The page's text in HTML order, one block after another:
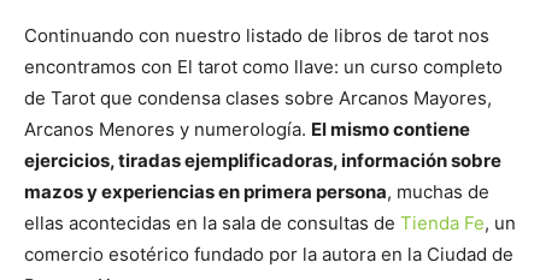
Continuando con nuestro listado de libros de tarot nos
encontramos con El tarot como llave: un curso completo
de Tarot que condensa clases sobre Arcanos Mayores,
Arcanos Menores y numerología. El mismo contiene
ejercicios, tiradas ejemplificadoras, información sobre
mazos y experiencias en primera persona, muchas de
ellas acontecidas en la sala de consultas de Tienda Fe, un
comercio esotérico fundado por la autora en la Ciudad de